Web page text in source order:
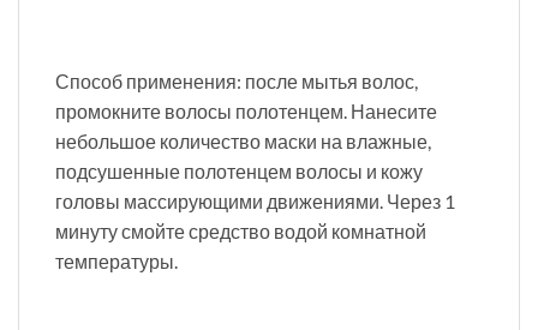
Способ применения: после мытья волос,
промокните волосы полотенцем. Нанесите
небольшое количество маски на влажные,
подсушенные полотенцем волосы и кожу
головы массирующими движениями. Через 1
минуту смойте средство водой комнатной
температуры.